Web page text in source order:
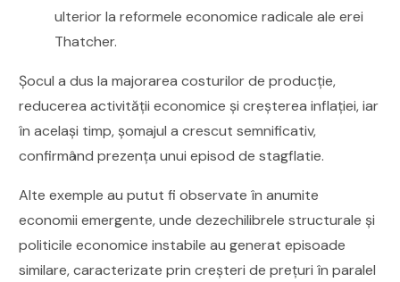
ulterior la reformele economice radicale ale erei
Thatcher.
Șocul a dus la majorarea costurilor de producție,
reducerea activității economice și creșterea inflației, iar
în același timp, șomajul a crescut semnificativ,
confirmând prezența unui episod de stagflatie.
Alte exemple au putut fi observate în anumite
economii emergente, unde dezechilibrele structurale și
politicile economice instabile au generat episoade
similare, caracterizate prin creșteri de prețuri în paralel